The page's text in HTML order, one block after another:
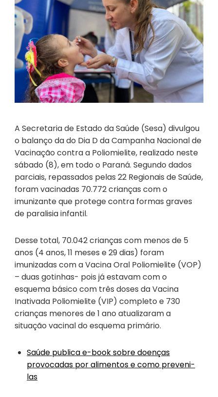
A Secretaria de Estado da Saúde (Sesa) divulgou
o balanço da do Dia D da Campanha Nacional de
Vacinação contra a Poliomielite, realizado neste
sábado (8), em todo o Paraná. Segundo dados
parciais, repassados pelas 22 Regionais de Saúde,
foram vacinadas 70.772 crianças com o
imunizante que protege contra formas graves
de paralisia infantil.
Desse total, 70.042 crianças com menos de 5
anos (4 anos, 11 meses e 29 dias) foram
imunizadas com a Vacina Oral Poliomielite (VOP)
– duas gotinhas- pois já estavam com o
esquema básico com três doses da Vacina
Inativada Poliomielite (VIP) completo e 730
crianças menores de 1 ano atualizaram a
situação vacinal do esquema primário.
Saúde publica e-book sobre doenças
provocadas por alimentos e como preveni-
las